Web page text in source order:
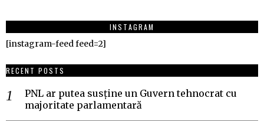
INSTAGRAM
[instagram-feed feed=2]
RECENT POSTS
PNL ar putea susține un Guvern tehnocrat cu
majoritate parlamentară